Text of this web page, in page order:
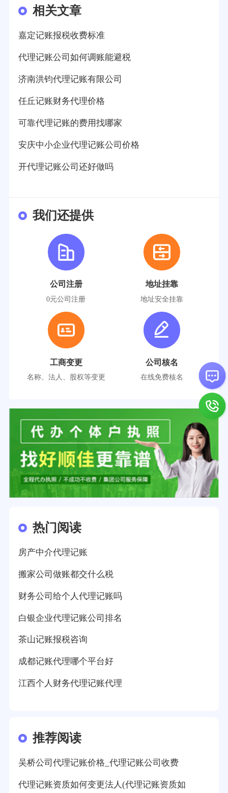
相关文章
嘉定记账报税收费标准
代理记账公司如何调账能避税
济南洪钧代理记账有限公司
任丘记账财务代理价格
可靠代理记账的费用找哪家
安庆中小企业代理记账公司价格
开代理记账公司还好做吗
我们还提供
公司注册
0元公司注册
地址挂靠
地址安全挂靠
工商变更
名称、法人、股权等变更
公司核名
在线免费核名
热门阅读
房产中介代理记账
搬家公司做账都交什么税
财务公司给个人代理记账吗
白银企业代理记账公司排名
茶山记账报税咨询
成都记账代理哪个平台好
江西个人财务代理记账代理
推荐阅读
吴桥公司代理记账价格_代理记账公司收费
代理记账资质如何变更法人(代理记账资质如